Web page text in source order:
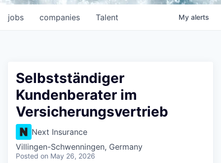
jobs companies Talent My alerts
Selbstständiger
Kundenberater im
Versicherungsvertrieb
Next Insurance
Villingen-Schwenningen, Germany
Posted on May 26, 2026